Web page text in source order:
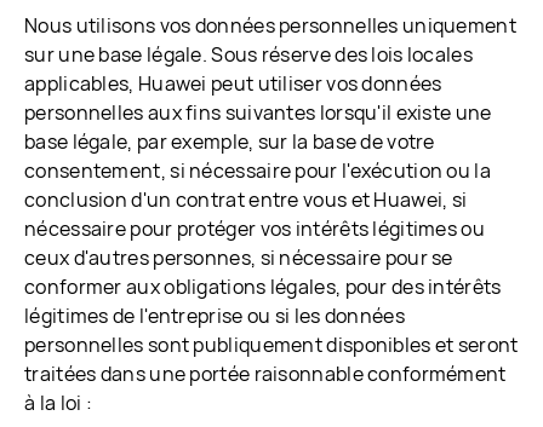
Nous utilisons vos données personnelles uniquement
sur une base légale. Sous réserve des lois locales
applicables, Huawei peut utiliser vos données
personnelles aux fins suivantes lorsqu'il existe une
base légale, par exemple, sur la base de votre
consentement, si nécessaire pour l'exécution ou la
conclusion d'un contrat entre vous et Huawei, si
nécessaire pour protéger vos intérêts légitimes ou
ceux d'autres personnes, si nécessaire pour se
conformer aux obligations légales, pour des intérêts
légitimes de l'entreprise ou si les données
personnelles sont publiquement disponibles et seront
traitées dans une portée raisonnable conformément
à la loi :